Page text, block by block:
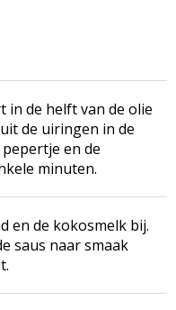
in de helft van de olie
de uiringen in de
en de
minuten.
en de kokosmelk bij.
saus naar smaak